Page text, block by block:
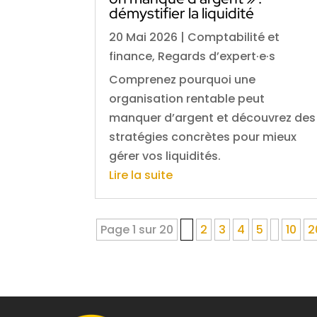
démystifier la liquidité
20 Mai 2026 | Comptabilité et
finance, Regards d’expert·e·s
Comprenez pourquoi une
organisation rentable peut
manquer d’argent et découvrez des
stratégies concrètes pour mieux
gérer vos liquidités.
Lire la suite
Page 1 sur 20 2 3 4 5 10